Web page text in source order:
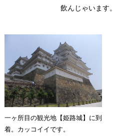
飲んじゃいます。
一ヶ所目の観光地【姫路城】に到
着。カッコイイです。